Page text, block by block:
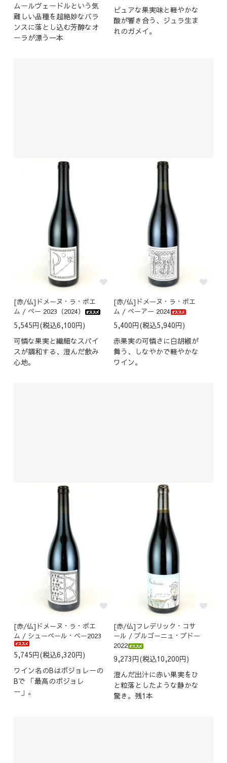
ムールヴェードルという気
難しい品種を超絶妙なバラ
ンスに落とし込む芳醇なオ
ーラが漂う一本
ピュアな果実味と軽やかな
酸が響き合う、ジュラ生ま
れのガメイ。
[赤/仏]ドメーヌ・ラ・ボエ
ム / ペー 2023（2024）
5,545円(税込6,100円)
可憐な果実と繊細なスパイ
スが調和する、澄んだ飲み
心地。
[赤/仏]ドメーヌ・ラ・ボエ
ム / ペーアー 2024
5,400円(税込5,940円)
赤果実の可憐さに白胡椒が
舞う、しなやかで軽やかな
ワイン。
[赤/仏]ドメーヌ・ラ・ボエ
ム / シューペール・ベー2023
5,745円(税込6,320円)
ワイン名のBはボジョレーの
Bで 「最高のボジョレ
ー」。
[赤/仏]フレデリック・コサ
ール / ブルゴーニュ・ブドー
2022
9,273円(税込10,200円)
澄んだ出汁に赤い果実をひ
と粒落としたような静かな
驚き。残1本